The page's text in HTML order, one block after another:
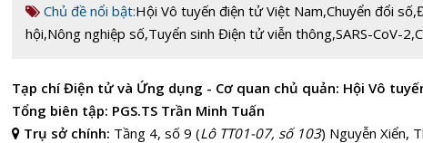
Chủ đề nổi bật:Hội Vô tuyến điện tử Việt Nam,Chuyển đổi số,
hội,Nông nghiệp số,Tuyển sinh Điện tử viễn thông,SARS-CoV-2,
Tạp chí Điện tử và Ứng dụng - Cơ quan chủ quản: Hội Vô
Tổng biên tập: PGS.TS Trần Minh Tuấn
Trụ sở chính: Tầng 4, số 9 (Lô TT01-07, số 103) Nguyễn Xiển,